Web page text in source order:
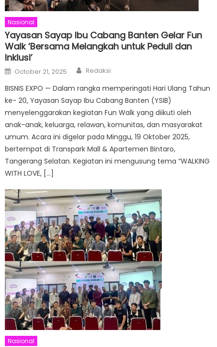
Nasional
Yayasan Sayap Ibu Cabang Banten Gelar Fun
Walk ‘Bersama Melangkah untuk Peduli dan
Inklusi’
Posted
on
October 21, 2025 Author
Redaksi
BISNIS EXPO — Dalam rangka memperingati Hari Ulang Tahun
ke- 20, Yayasan Sayap Ibu Cabang Banten (YSIB)
menyelenggarakan kegiatan Fun Walk yang diikuti oleh
anak-anak, keluarga, relawan, komunitas, dan masyarakat
umum. Acara ini digelar pada Minggu, 19 Oktober 2025,
bertempat di Transpark Mall & Apartemen Bintaro,
Tangerang Selatan. Kegiatan ini mengusung tema “WALKING
WITH LOVE, […]
Nasional